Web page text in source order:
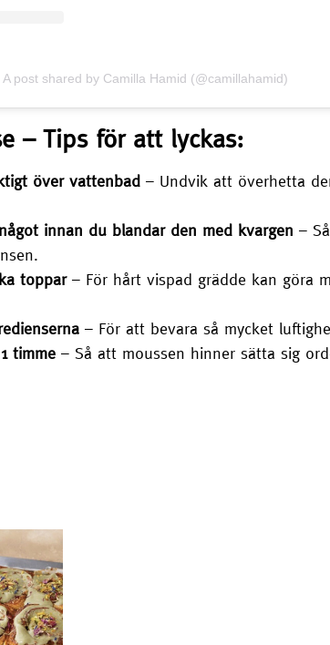
A post shared by Camilla Hamid (@camillahamid)
– Tips för att lyckas:
över vattenbad – Undvik att överhetta
innan du blandar den med kvargen –
toppar– För hårt vispad grädde kan göra
– För att bevara så mycket
timme – Så att moussen hinner sätta sig